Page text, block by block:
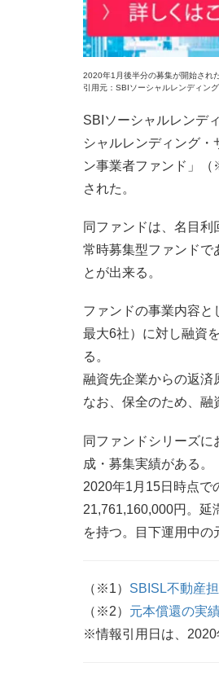
2020年1月後半分の募集が開始され
引用元：SBIソーシャルレンディング
SBIソーシャルレンデ
シャルレンディング・
ン事業者ファンド」
された。
同ファンドは、名目利
常時募集型ファンドで
とが出来る。
ファンドの事業内容と
最大6社）に対し融資
る。
融資先企業からの返済
なお、保全のため、融
同ファンドシリーズ
成・募集実績がある。
2020年1月15日時点で
21,761,160,000円。延
を持つ。目下運用中
（※1） SBISL不動産
（※2） 元本償還の実
※情報引用日は、2020